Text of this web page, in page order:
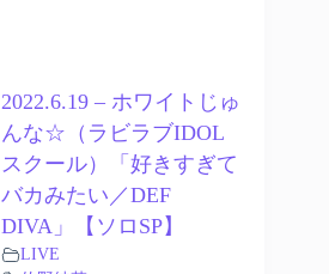
2022.6.19 – ホワイトじゅ
んな☆（ラビラブIDOL
スクール）「好きすぎて
バカみたい／DEF
DIVA」【ソロSP】
LIVE